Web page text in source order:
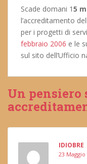
Scade domani 15
l’accreditamento
per i progetti di
febbraio 2006 e le
sul sito dell’Ufficio
Un pensiero
IDIOBRE
23 Maggio